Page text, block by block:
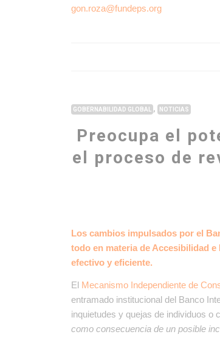
gon.roza@fundeps.org
GOBERNABILIDAD GLOBAL , NOTICIAS
Preocupa el
el proceso de
Los cambios impulsados por el
todo en materia de Accesibilidad
efectivo y eficiente.
El Mecanismo Independiente de
entramado institucional del Banco
inquietudes y quejas de individuos o
como consecuencia de un posible